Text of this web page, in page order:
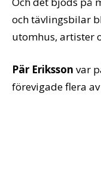
och tävlingsbilar
utomhus, artister
Pär Eriksson var
förevigade flera